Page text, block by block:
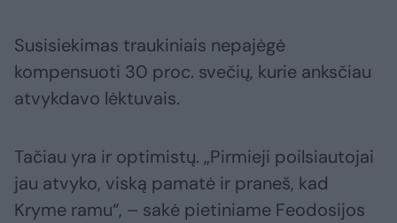
Susisiekimas traukiniais nepajėgė
kompensuoti 30 proc. svečių, kurie anksčiau
atvykdavo lėktuvais.
Tačiau yra ir optimistų. „Pirmieji poilsiautojai
jau atvyko, viską pamatė ir praneš, kad
Kryme ramu“, – sakė pietiniame Feodosijos